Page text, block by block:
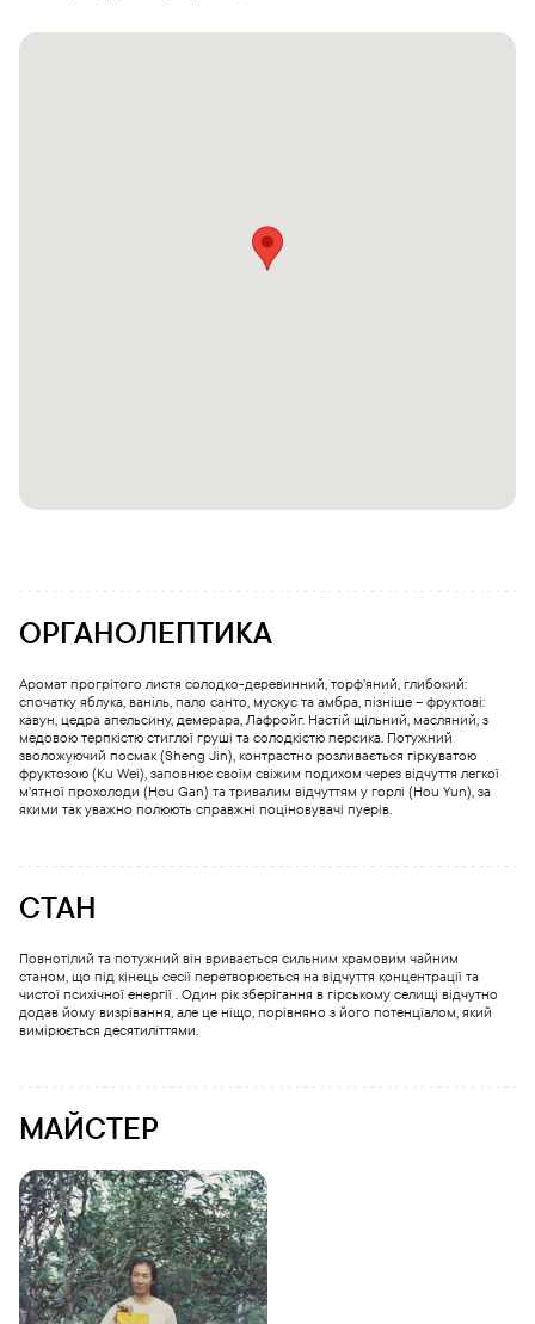
ОРГАНОЛЕПТИКА
Аромат прогрітого листя солодко-деревинний, торф’яний, глибокий:
спочатку яблука, ваніль, пало санто, мускус та амбра, пізніше – фруктові:
кавун, цедра апельсину, демерара, Лафройг. Настій щільний, масляний, з
медовою терпкістю стиглої груші та солодкістю персика. Потужний
зволожуючий посмак (Sheng Jin), контрастно розливається гіркуватою
фруктозою (Ku Wei), заповнює своїм свіжим подихом через відчуття легкої
м’ятної прохолоди (Hou Gan) та тривалим відчуттям у горлі (Hou Yun), за
якими так уважно полюють справжні поціновувачі пуерів.
СТАН
Повнотілий та потужний він вривається сильним храмовим чайним
станом, що під кінець сесії перетворюється на відчуття концентрації та
чистої психічної енергії . Один рік зберігання в гірському селищі відчутно
додав йому визрівання, але це ніщо, порівняно з його потенціалом, який
вимірюється десятиліттями.
МАЙСТЕР